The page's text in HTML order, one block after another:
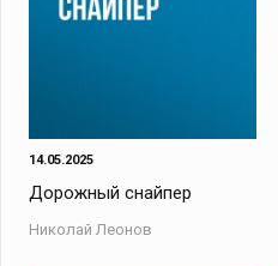
14.05.2025
Дорожный снайпер
Николай Леонов